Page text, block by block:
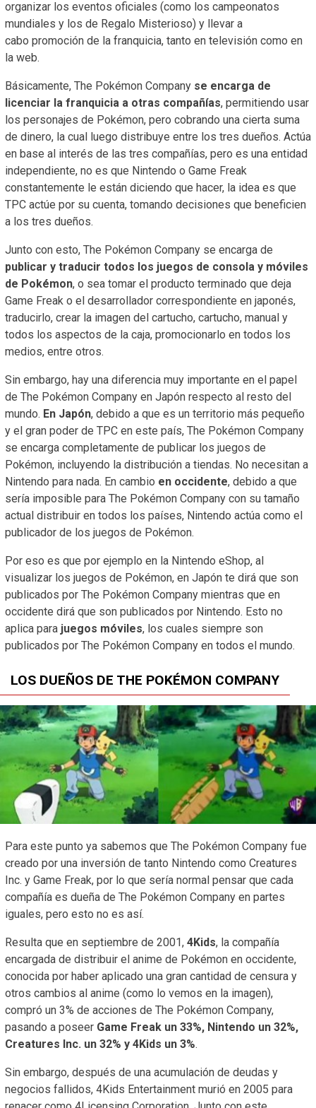
organizar los eventos oficiales (como los campeonatos
mundiales y los de Regalo Misterioso) y llevar a
cabo promoción de la franquicia, tanto en televisión como en
la web.
Básicamente, The Pokémon Company se encarga de
licenciar la franquicia a otras compañías, permitiendo usar
los personajes de Pokémon, pero cobrando una cierta suma
de dinero, la cual luego distribuye entre los tres dueños. Actúa
en base al interés de las tres compañías, pero es una entidad
independiente, no es que Nintendo o Game Freak
constantemente le están diciendo que hacer, la idea es que
TPC actúe por su cuenta, tomando decisiones que beneficien
a los tres dueños.
Junto con esto, The Pokémon Company se encarga de
publicar y traducir todos los juegos de consola y móviles
de Pokémon, o sea tomar el producto terminado que deja
Game Freak o el desarrollador correspondiente en japonés,
traducirlo, crear la imagen del cartucho, cartucho, manual y
todos los aspectos de la caja, promocionarlo en todos los
medios, entre otros.
Sin embargo, hay una diferencia muy importante en el papel
de The Pokémon Company en Japón respecto al resto del
mundo. En Japón, debido a que es un territorio más pequeño
y el gran poder de TPC en este país, The Pokémon Company
se encarga completamente de publicar los juegos de
Pokémon, incluyendo la distribución a tiendas. No necesitan a
Nintendo para nada. En cambio en occidente, debido a que
sería imposible para The Pokémon Company con su tamaño
actual distribuir en todos los países, Nintendo actúa como el
publicador de los juegos de Pokémon.
Por eso es que por ejemplo en la Nintendo eShop, al
visualizar los juegos de Pokémon, en Japón te dirá que son
publicados por The Pokémon Company mientras que en
occidente dirá que son publicados por Nintendo. Esto no
aplica para juegos móviles, los cuales siempre son
publicados por The Pokémon Company en todos el mundo.
LOS DUEÑOS DE THE POKÉMON COMPANY
Para este punto ya sabemos que The Pokémon Company fue
creado por una inversión de tanto Nintendo como Creatures
Inc. y Game Freak, por lo que sería normal pensar que cada
compañía es dueña de The Pokémon Company en partes
iguales, pero esto no es así.
Resulta que en septiembre de 2001, 4Kids, la compañía
encargada de distribuir el anime de Pokémon en occidente,
conocida por haber aplicado una gran cantidad de censura y
otros cambios al anime (como lo vemos en la imagen),
compró un 3% de acciones de The Pokémon Company,
pasando a poseer Game Freak un 33%, Nintendo un 32%,
Creatures Inc. un 32% y 4Kids un 3%.
Sin embargo, después de una acumulación de deudas y
negocios fallidos, 4Kids Entertainment murió en 2005 para